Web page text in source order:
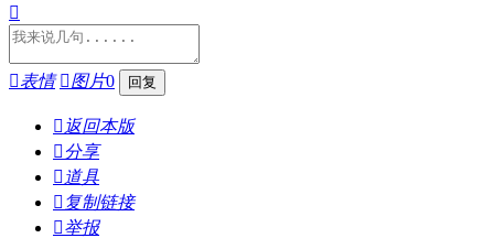

表情 图片0
 返回本版
分享
 道具
 复制链接
举报